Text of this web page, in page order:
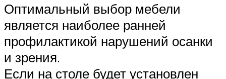
Оптимальный выбор мебели
является наиболее ранней
профилактикой нарушений осанки
и зрения.
Если на столе будет установлен